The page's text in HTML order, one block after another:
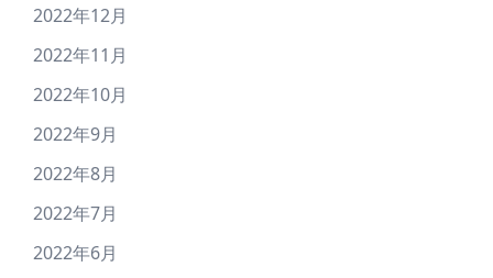
2022年12月
2022年11月
2022年10月
2022年9月
2022年8月
2022年7月
2022年6月